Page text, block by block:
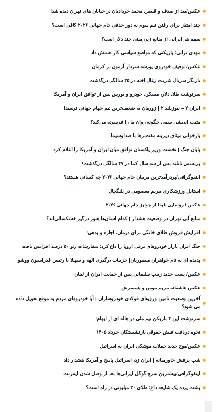
عکس/بعد از صدف و قیصر، محمد خردادیان در خیابان های تهران دیده شد!
چند امتیاز برای رفتن تیم سوم به دور حذفی جام جهانی ۲۰۲۶ کافی است؟
سهم هر ایرانی از منابع زیرزمینی چند دلار است؟
مهدی ترابی؛ بازیکنی که مواضع سیاسی‌ کار دستش داد
عکس/ توقیف خودروی پورشه سردار آزمون در کرمان
بازیگر سریال شربت زغال‌ اخته در ۳۵ سالگی درگذشت
سرنوشت طلا، دلار، مسکن، خودرو و بورس پس از توافق ایران و آمریکا
ایران ۲ – نیوزیلند ۲ | زورمان به ضعیف‌ترین تیم جهام جهانی نرسید!
مثبت‌ اندیشی سمی چگونه روان ما را فرسوده می‌کند؟
بازخوانی میثاق دیرینه مفت‌برها با صداوسیما
پایان جنگ | نخست وزیر پاکستان توافق میان ایران و آمریکا را اعلام کرد
پرنسس تایلند پس از سه سال کما در ۴۷ سالگی درگذشت!
اینفوگرافی/پردرآمدترین مربیان جام جهانی ۲۰۲۶ چه کسانی هستند؟
استایل ورزشکاری مریم معصومی در پلنگچال
عکس / رونمایی فیفا از جوایز جام جهانی ۲۰۲۶
منابع آبی تهران در وضعیت هشدار | کدام استان‌ها هنوز درگیر خشکسالی‌اند؟
افزایش فروش طلای خانگی برای درمان، اجاره و بدهی!
جنگ ایران بازار خودروهای برقی اروپا را داغ کرد؛ سفارشات رنو ۵۰ درصد افزایش یافت
پدیده ای به نام خواهران منصوریان| جزییات درگیری الهه و سهیلا با رئیس فدراسیون ووشو
عکس/ پست جدید زینب سلیمانی پس از حمایت ایران از لبنان
عکس عاشقانه مریم مومن و همسرش
آخرین وضعیت تامین ورق‌های فولادی خودروسازان | آیا خودروهای مردم به موقع تحویل داده
می شود؟
سرنوشت این ۴ بازیکن تیم ملی در هاله ای از ابهام!
نحوه دریافت فیش حقوقی بازنشستگان خرداد ۱۴۰۵
عکس/موج جدید حملات موشکی ایران به اسرائیل
شب پرتنش خاورمیانه | ایران زد، اسرائیل پاسخ و آمریکا هشدار داد
اینفوگرافی/بیشترین سرچ گوگل ایرانی‌ها بعد از وصل شدن اینترنت
پشت پرده یک شایعه داغ؛ طلای ۳۰ میلیونی در راه است؟